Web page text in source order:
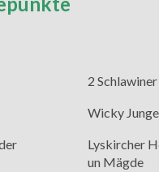
2 Schlawiner
Wicky
Lyskircher
un Mägde